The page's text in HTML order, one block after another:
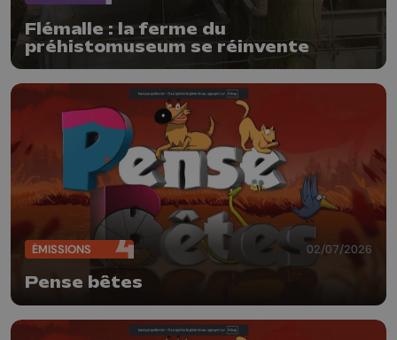
Flémalle : la ferme du
préhistomuseum se réinvente
ÉMISSIONS 02/07/2026
Pense bêtes